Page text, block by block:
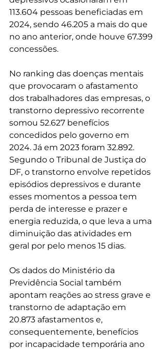
113.604 pessoas beneficiadas em
2024, sendo 46.205 a mais do que
no ano anterior, onde houve 67.399
concessões.
No ranking das doenças mentais
que provocaram o afastamento
dos trabalhadores das empresas, o
transtorno depressivo recorrente
somou 52.627 benefícios
concedidos pelo governo em
2024. Já em 2023 foram 32.892.
Segundo o Tribunal de Justiça do
DF, o transtorno envolve repetidos
episódios depressivos e durante
esses momentos a pessoa tem
perda de interesse e prazer e
energia reduzida, o que leva a uma
diminuição das atividades em
geral por pelo menos 15 dias.
Os dados do Ministério da
Previdência Social também
apontam reações ao stress grave e
transtorno de adaptação em
20.873 afastamentos e,
consequentemente, benefícios
por incapacidade temporária ano